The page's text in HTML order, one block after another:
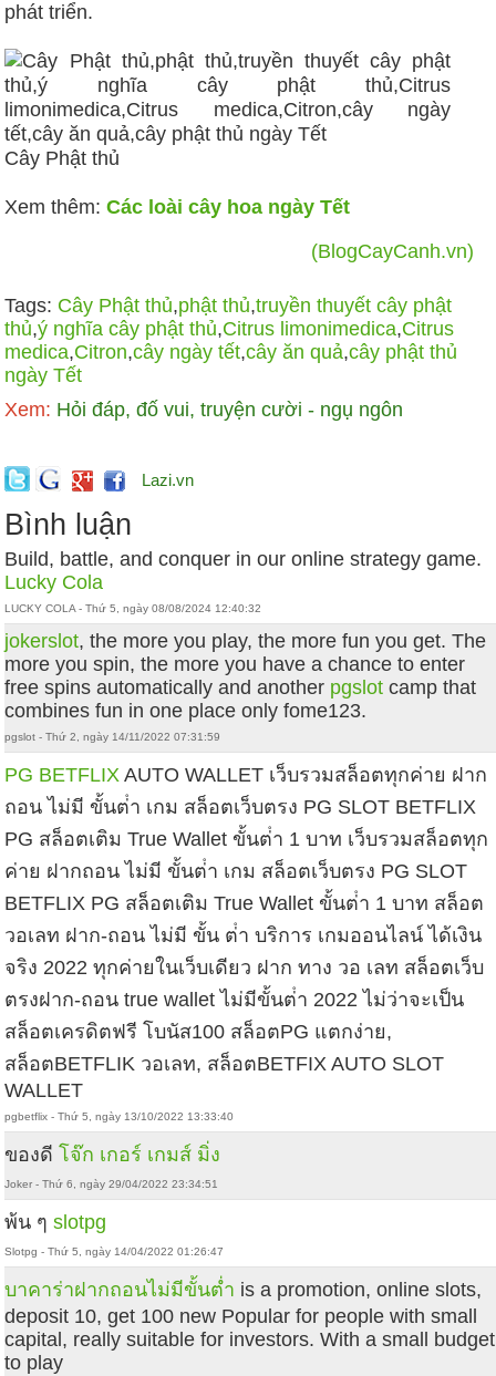
phát triển.
Cây Phật thủ
Xem thêm:Các loài cây hoa ngày Tết
(BlogCayCanh.vn)
Tags: Cây Phật thủ,phật thủ,truyền thuyết cây phật
thủ,ý nghĩa cây phật thủ,Citrus limonimedica,Citrus
medica,Citron,cây ngày tết,cây ăn quả,cây phật thủ
ngày Tết
Xem: Hỏi đáp, đố vui, truyện cười - ngụ ngôn
Lazi.vn
Bình luận
Build, battle, and conquer in our online strategy game.
Lucky Cola
LUCKY COLA - Thứ 5, ngày 08/08/2024 12:40:32
jokerslot, the more you play, the more fun you get. The
more you spin, the more you have a chance to enter
free spins automatically and another pgslot camp that
combines fun in one place only fome123.
pgslot - Thứ 2, ngày 14/11/2022 07:31:59
PG BETFLIX AUTO WALLET เว็บรวมสล็อตทุกค่าย ฝาก
ถอน ไม่มี ขั้นต่ํา เกม สล็อตเว็บตรง PG SLOT BETFLIX
PG สล็อตเติม True Wallet ขั้นต่ํา 1 บาท เว็บรวมสล็อตทุก
ค่าย ฝากถอน ไม่มี ขั้นต่ํา เกม สล็อตเว็บตรง PG SLOT
BETFLIX PG สล็อตเติม True Wallet ขั้นต่ํา 1 บาท สล็อต
วอเลท ฝาก-ถอน ไม่มี ขั้น ต่ํา บริการ เกมออนไลน์ ได้เงิน
จริง 2022 ทุกค่ายในเว็บเดียว ฝาก ทาง วอ เลท สล็อตเว็บ
ตรงฝาก-ถอน true wallet ไม่มีขั้นต่ํา 2022 ไม่ว่าจะเป็น
สล็อตเครดิตฟรี โบนัส100 สล็อตPG แตกง่าย,
สล็อตBETFLIK วอเลท, สล็อตBETFIX AUTO SLOT
WALLET
pgbetflix - Thứ 5, ngày 13/10/2022 13:33:40
ของดี โจ๊ก เกอร์ เกมส์ มิ่ง
Joker - Thứ 6, ngày 29/04/2022 23:34:51
พ้น ๆslotpg
Slotpg - Thứ 5, ngày 14/04/2022 01:26:47
บาคาร่าฝากถอนไม่มีขั้นต่ำ is a promotion, online slots,
deposit 10, get 100 new Popular for people with small
capital, really suitable for investors. With a small budget
to play